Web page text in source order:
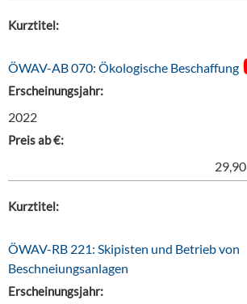
Kurztitel:
ÖWAV-AB 070: Ökologische Beschaffung
Erscheinungsjahr:
2022
Preis ab €:
29,90
Kurztitel:
ÖWAV-RB 221: Skipisten und Betrieb von
Beschneiungsanlagen
Erscheinungsjahr: